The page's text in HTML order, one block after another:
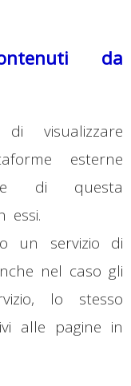
da
visualizzare
esterne
di questa
essi.
un servizio di
nel caso gli
lo stesso
alle pagine in